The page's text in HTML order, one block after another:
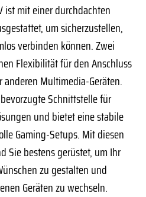
ist mit einer durchdachten
um sicherzustellen,
verbinden können. Zwei
Flexibilität für den Anschluss
anderen Multimedia-Geräten.
Schnittstelle für
und bietet eine stabile
Gaming-Setups. Mit diesen
Sie bestens gerüstet, um Ihr
zu gestalten und
Geräten zu wechseln.